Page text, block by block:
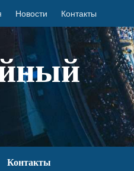
Новости Контакты
Контакты